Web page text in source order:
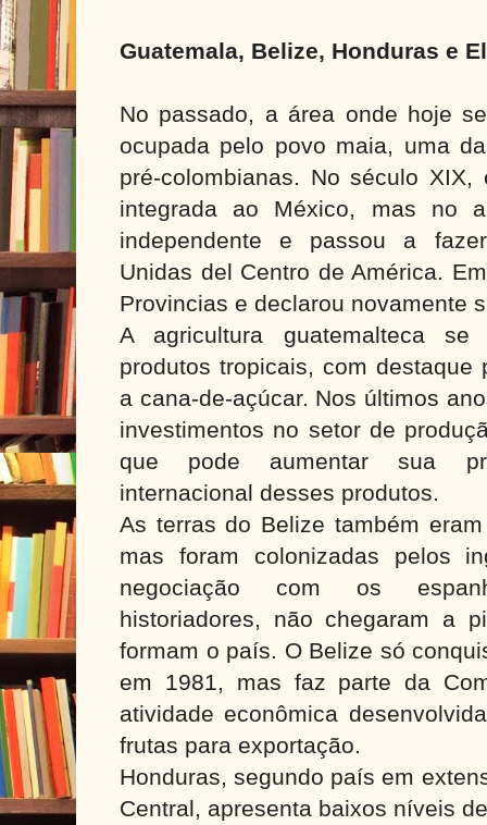
Guatemala, Belize, Honduras e
No passado, a área onde hoje
ocupada pelo povo maia, uma
pré-colombianas. No século
integrada ao México, mas no
independente e passou a
Unidas del Centro de América.
Provincias e declarou novamente
A agricultura guatemalteca
produtos tropicais, com
a cana-de-açúcar. Nos últimos
investimentos no setor de
que pode aumentar sua
internacional desses produtos.
As terras do Belize também
mas foram colonizadas pelos
negociação com os
historiadores, não chegaram a
formam o país. O Belize só
em 1981, mas faz parte da
atividade econômica
frutas para exportação.
Honduras, segundo país em
Central, apresenta baixos níveis